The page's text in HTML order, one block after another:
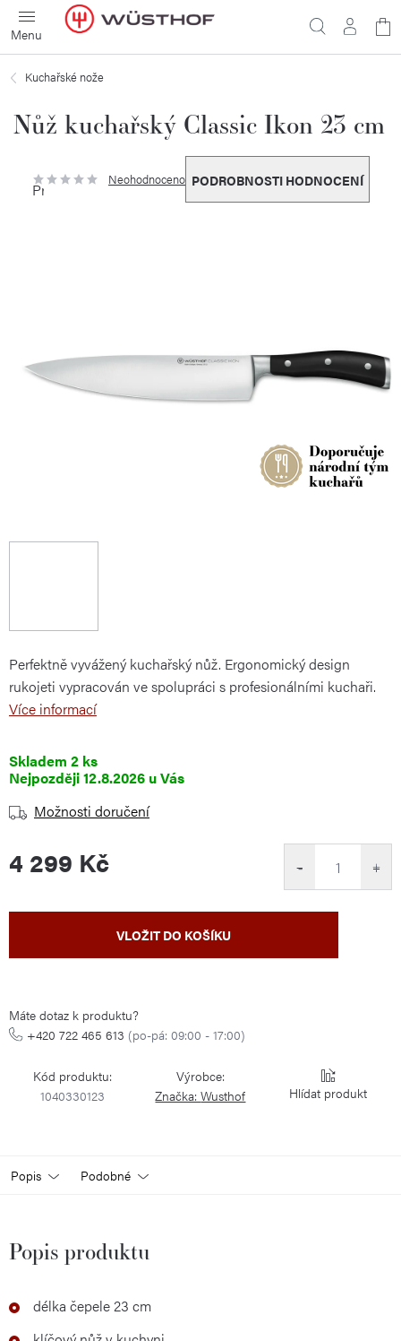
Přejít
na
obsah
Kuchařské nože
Nůž kuchařský Classic Ikon 23 cm
Průměrné
hodnocení
Neohodnoceno PODROBNOSTI HODNOCENÍ
Perfektně vyvážený kuchařský nůž. Ergonomický design
rukojeti vypracován ve spolupráci s profesionálními kuchaři.
Více informací
Skladem 2 ks
12.8.2026
Možnosti doručení
4 299 Kč +
−
VLOŽIT DO KOŠÍKU
Máte dotaz k produktu?
+420 722 465 613 (po-pá: 09:00 - 17:00)
Kód produktu:
1040330123
Výrobce:
Značka:Wusthof Hlídat
Popis Podobné
Popis produktu
délka čepele 23 cm